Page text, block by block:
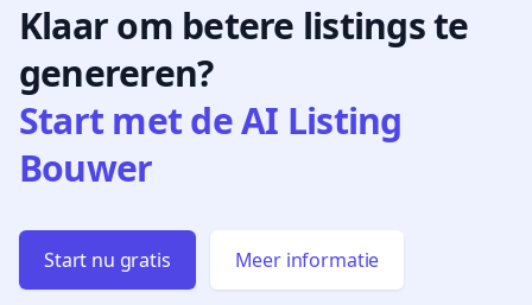
Klaar om betere listings te
genereren?
Start met de AI Listing
Bouwer
Start nu gratis Meer informatie